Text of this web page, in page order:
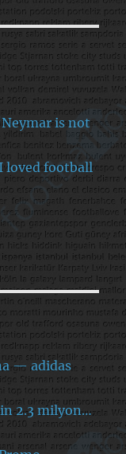
is not
loved football
— adidas
2.3 milyon…